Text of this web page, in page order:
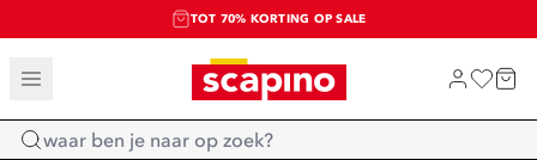
TOT 70% KORTING OP SALE
SALE: LAATSTE KANS!
SHOP NIEUW
Home